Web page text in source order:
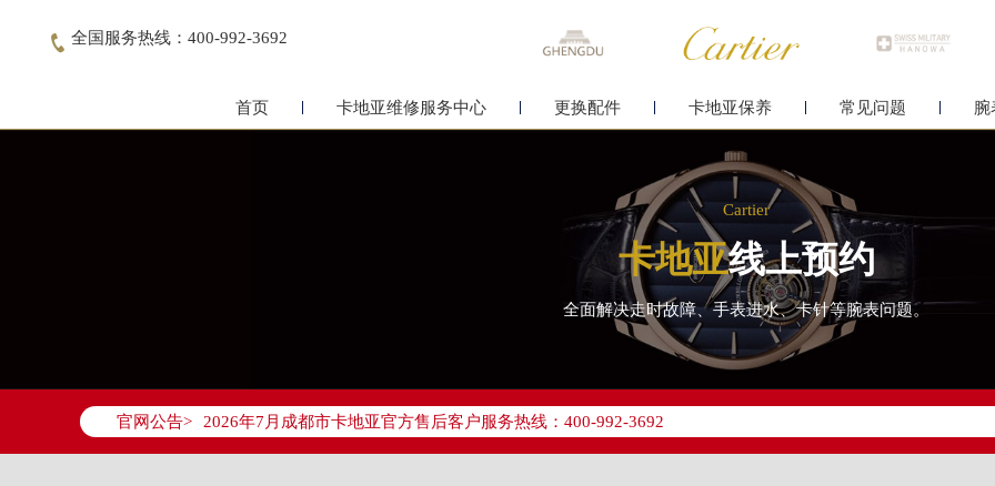
全国服务热线：400-992-3692
首页 卡地亚维修服务中心 更换配件 卡地亚保养 常见问题 腕
Cartier
卡地亚线上预约
全面解决走时故障、手表进水、卡针等腕表问题。
官网公告>
2026年7月成都市卡地亚官方售后客户服务热线：400-992-3692
2026年7月卡地亚售后服务中心最新网点地址：
成都市锦江区人民东路6号SAC东原中心写字楼24层2406B室（需提前预约）